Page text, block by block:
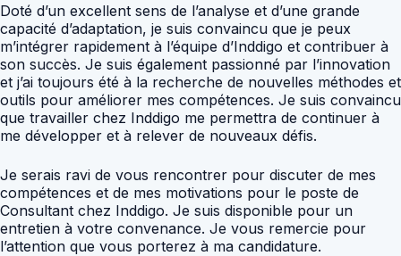
Doté d’un excellent sens de l’analyse et d’une grande
capacité d’adaptation, je suis convaincu que je peux
m’intégrer rapidement à l’équipe d’Inddigo et contribuer à
son succès. Je suis également passionné par l’innovation
et j’ai toujours été à la recherche de nouvelles méthodes et
outils pour améliorer mes compétences. Je suis convaincu
que travailler chez Inddigo me permettra de continuer à
me développer et à relever de nouveaux défis.
Je serais ravi de vous rencontrer pour discuter de mes
compétences et de mes motivations pour le poste de
Consultant chez Inddigo. Je suis disponible pour un
entretien à votre convenance. Je vous remercie pour
l’attention que vous porterez à ma candidature.